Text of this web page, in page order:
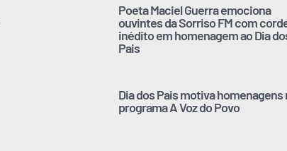
Poeta Maciel Guerra emociona
ouvintes da Sorriso FM com
inédito em homenagem ao Dia
Pais
Dia dos Pais motiva homenagens
programa A Voz do Povo